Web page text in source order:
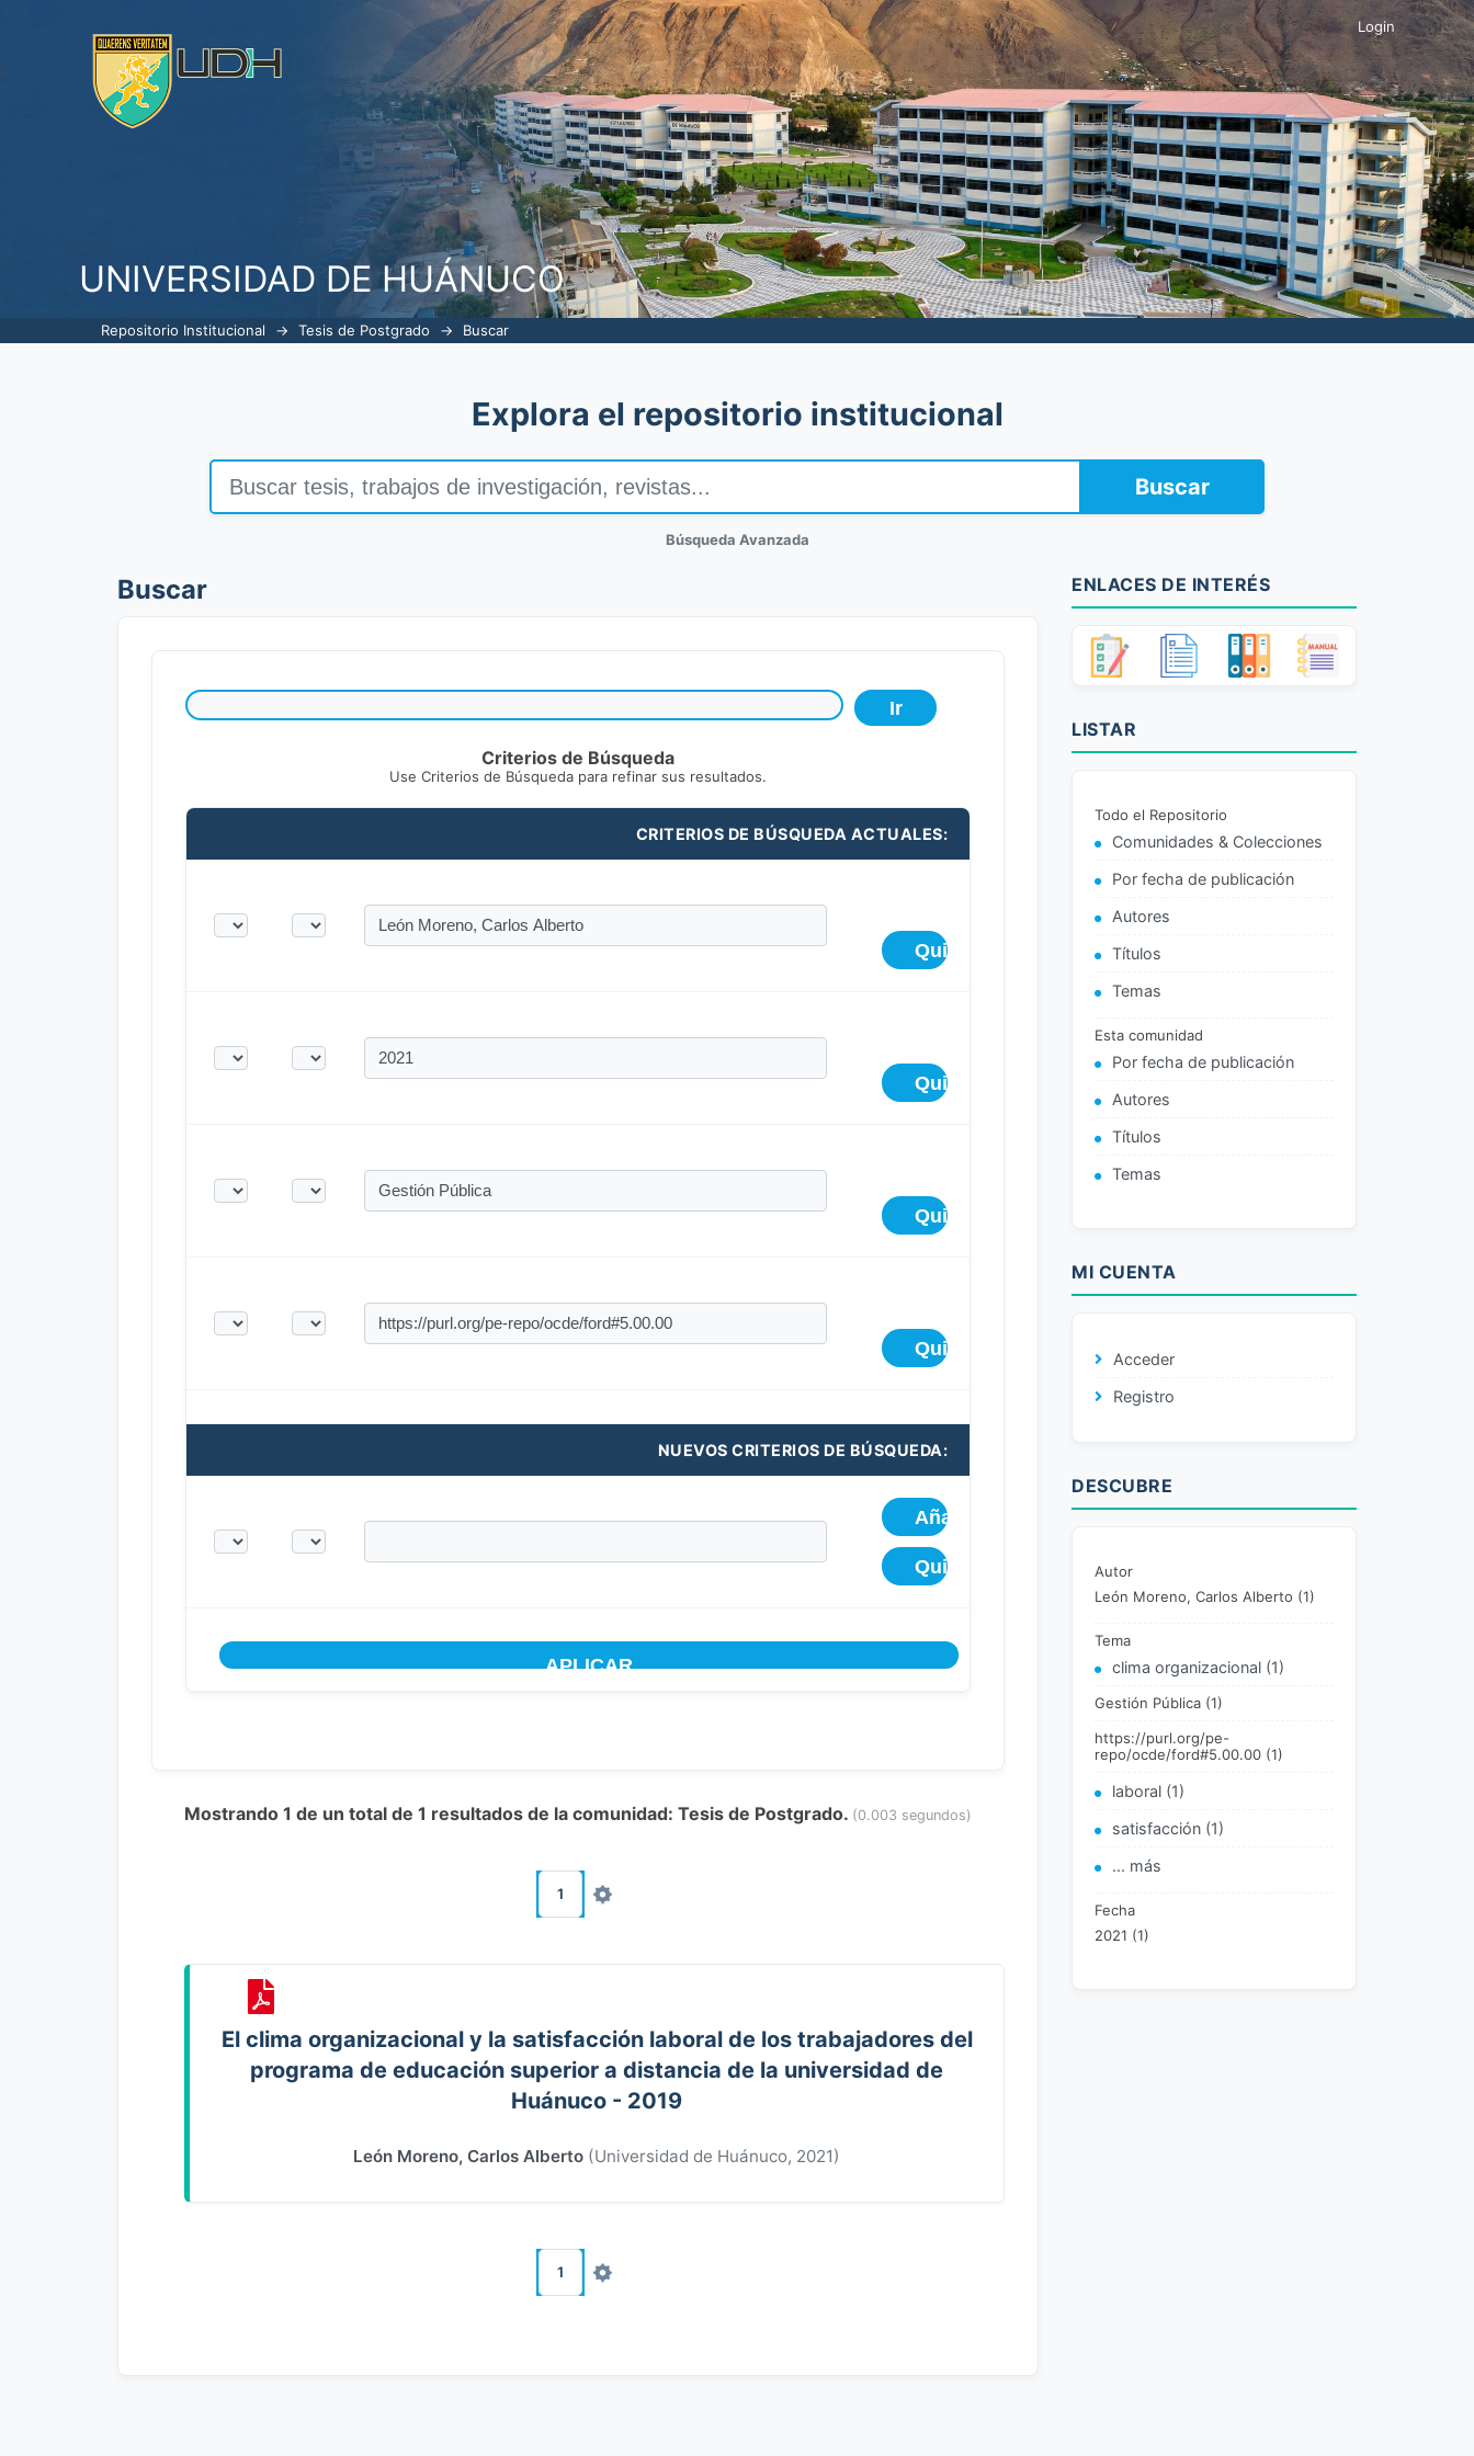
UNIVERSIDAD DE HUÁNUCO
Login
Repositorio Institucional → Tesis de Postgrado → Buscar
Explora el repositorio institucional
Buscar
Búsqueda Avanzada
Buscar
Criterios de Búsqueda
Use Criterios de Búsqueda para refinar sus resultados.
CRITERIOS DE BÚSQUEDA ACTUALES:
NUEVOS CRITERIOS DE BÚSQUEDA:
Mostrando 1 de un total de 1 resultados de la comunidad: Tesis de Postgrado. (0.003 segundos)
1
El clima organizacional y la satisfacción laboral de los trabajadores del
programa de educación superior a distancia de la universidad de
Huánuco - 2019
León Moreno, Carlos Alberto (Universidad de Huánuco, 2021)
1
ENLACES DE INTERÉS
LISTAR
Todo el Repositorio
Comunidades & Colecciones
Por fecha de publicación
Autores
Títulos
Temas
Esta comunidad
Por fecha de publicación
Autores
Títulos
Temas
MI CUENTA
Acceder
Registro
DESCUBRE
Autor
León Moreno, Carlos Alberto (1)
Tema
clima organizacional (1)
Gestión Pública (1)
https://purl.org/pe-
repo/ocde/ford#5.00.00 (1)
laboral (1)
satisfacción (1)
... más
Fecha
2021 (1)